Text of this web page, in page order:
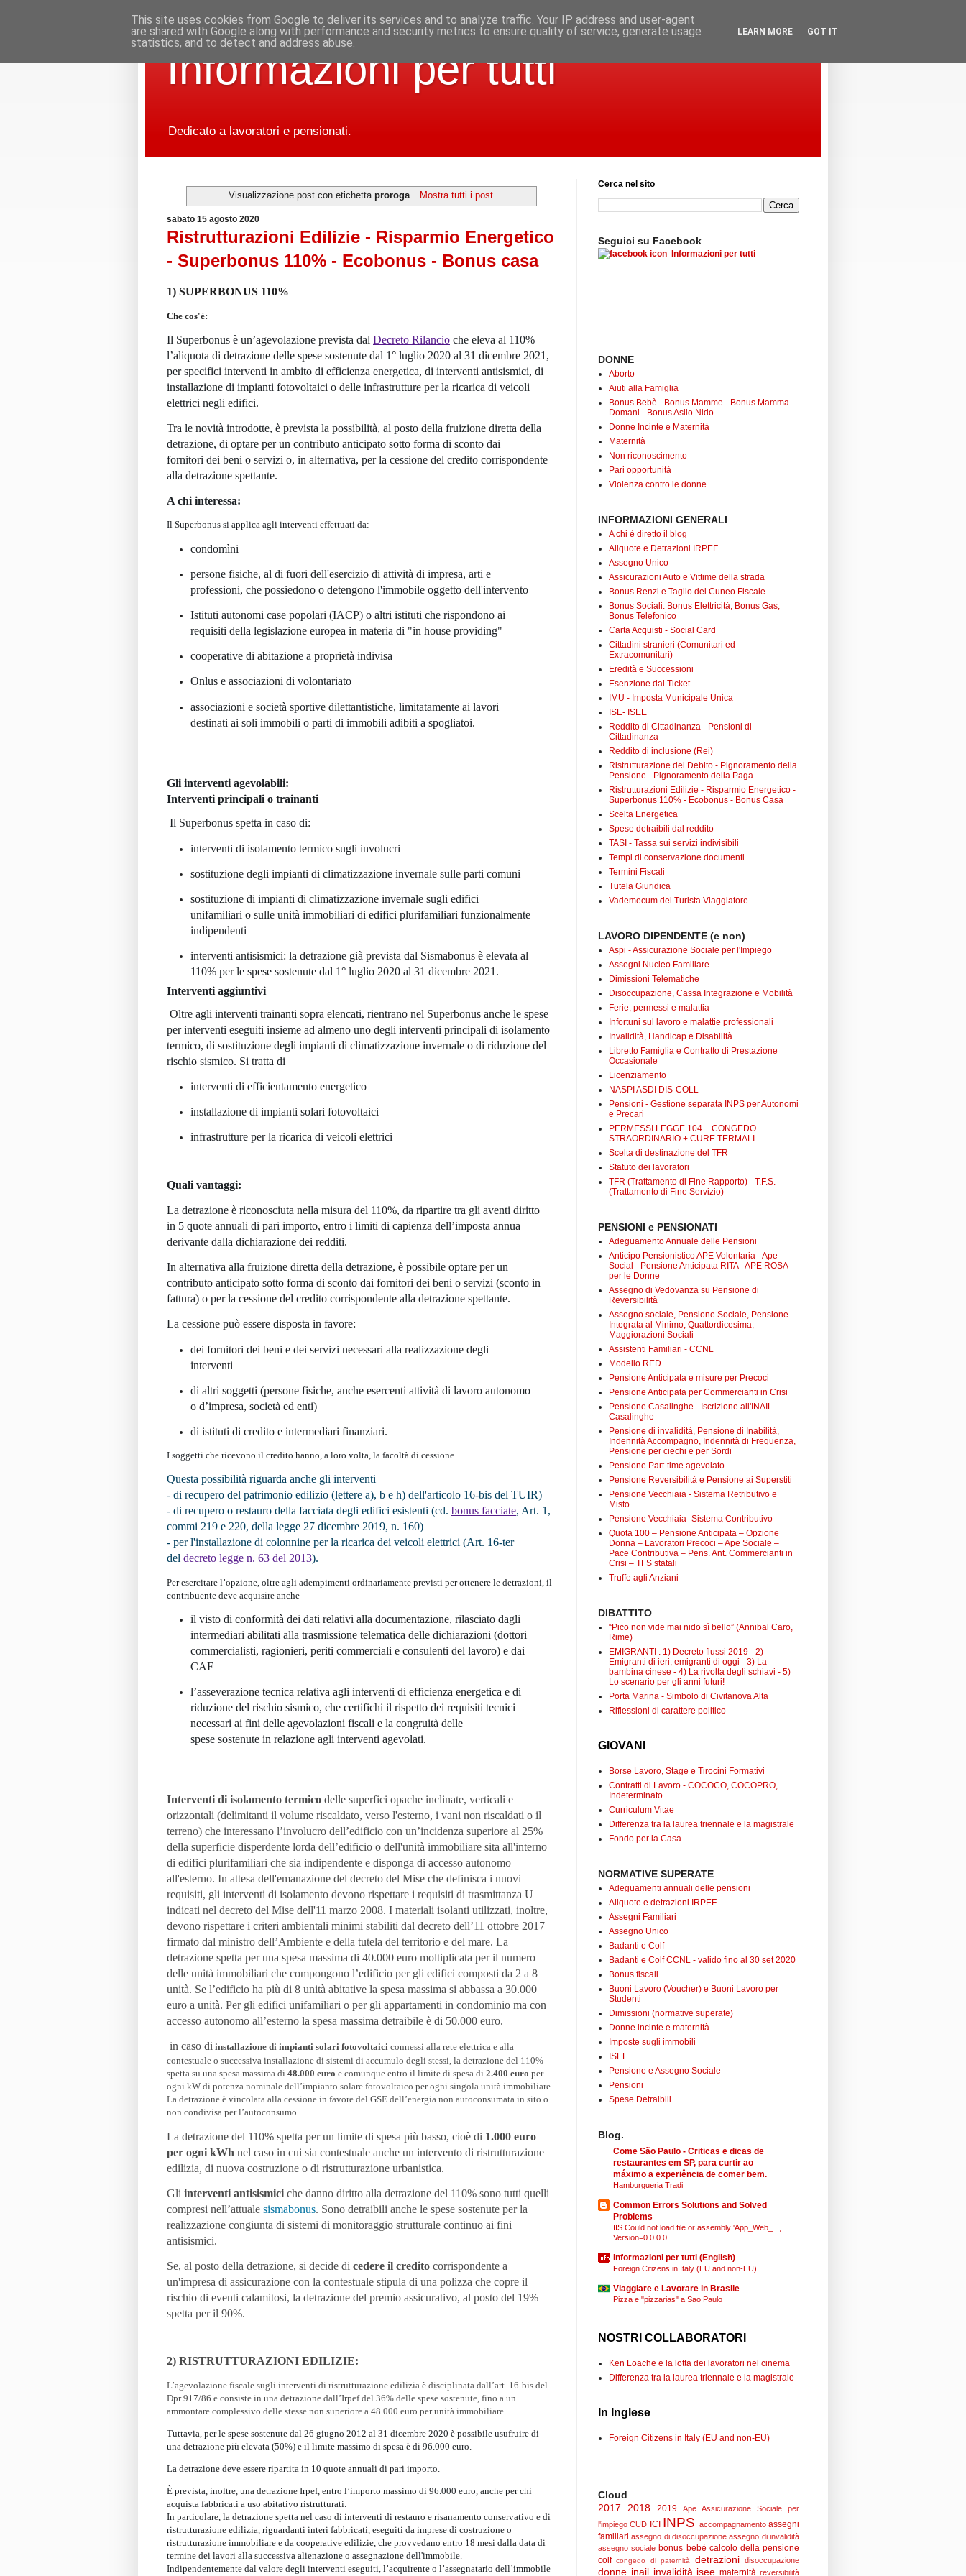
Informazioni per tutti
Dedicato a lavoratori e pensionati.
Visualizzazione post con etichettaproroga. Mostra tutti i post
sabato 15 agosto 2020
Ristrutturazioni Edilizie - Risparmio Energetico
- Superbonus 110% - Ecobonus - Bonus casa
1) SUPERBONUS 110%
Che cos'è:
Il Superbonus è un’agevolazione prevista dal Decreto Rilancio che eleva al 110%
l’aliquota di detrazione delle spese sostenute dal 1° luglio 2020 al 31 dicembre 2021 ,
per specifici interventi in ambito di efficienza energetica, di interventi antisismici, di
installazione di impianti fotovoltaici o delle infrastrutture per la ricarica di veicoli
elettrici negli edifici.
Tra le novità introdotte, è prevista la possibilità, al posto della fruizione diretta della
detrazione, di optare per un contributo anticipato sotto forma di sconto dai
fornitori dei beni o servizi o, in alternativa, per la cessione del credito corrispondente
alla detrazione spettante.
A chi interessa:
Il Superbonus si applica agli interventi effettuati da:
condomìni
persone fisiche, al di fuori dell'esercizio di attività di impresa, arti e
professioni, che possiedono o detengono l'immobile oggetto dell'intervento
Istituti autonomi case popolari (IACP) o altri istituti che rispondono ai
requisiti della legislazione europea in materia di "in house providing"
cooperative di abitazione a proprietà indivisa
Onlus e associazioni di volontariato
associazioni e società sportive dilettantistiche, limitatamente ai lavori
destinati ai soli immobili o parti di immobili adibiti a spogliatoi.
Gli interventi agevolabili:
Interventi principali o trainanti
Il Superbonus spetta in caso di:
interventi di isolamento termico sugli involucri
sostituzione degli impianti di climatizzazione invernale sulle parti comuni
sostituzione di impianti di climatizzazione invernale sugli edifici
unifamiliari o sulle unità immobiliari di edifici plurifamiliari funzionalmente
indipendenti
interventi antisismici: la detrazione già prevista dal Sismabonus è elevata al
110% per le spese sostenute dal 1° luglio 2020 al 31 dicembre 2021.
Interventi aggiuntivi
Oltre agli interventi trainanti sopra elencati, rientrano nel Superbonus anche le spese
perinterventi eseguiti insieme ad almeno uno degli interventi principali di isolamento
termico, di sostituzione degli impianti di climatizzazione invernale o di riduzione del
rischio sismico. Si tratta di
interventi di efficientamento energetico
installazione di impianti solari fotovoltaici
infrastrutture per la ricarica di veicoli elettrici
Quali vantaggi:
La detrazione è riconosciuta nella misura del 110%, da ripartire tra gli aventi diritto
in 5 quote annuali di pari importo, entro i limiti di capienza dell’imposta annua
derivante dalla dichiarazione dei redditi.
In alternativa alla fruizione diretta della detrazione, è possibile optare per un
contributo anticipato sotto forma di sconto dai fornitori dei beni o servizi (sconto in
fattura) o per la cessione del credito corrispondente alla detrazione spettante.
La cessione può essere disposta in favore:
dei fornitori dei beni e dei servizi necessari alla realizzazione degli
interventi
di altri soggetti (persone fisiche, anche esercenti attività di lavoro autonomo
o d’impresa, società ed enti)
di istituti di credito e intermediari finanziari.
I soggetti che ricevono il credito hanno, a loro volta, la facoltà di cessione.
Questa possibilità riguarda anche gli interventi
- di recupero del patrimonio edilizio (lettere a), b e h) dell'articolo 16-bis del TUIR)
- di recupero o restauro della facciata degli edifici esistenti (cd. bonus facciate, Art. 1,
commi 219 e 220, della legge 27 dicembre 2019, n. 160)
- per l'installazione di colonnine per la ricarica dei veicoli elettrici (Art. 16-ter
del decreto legge n. 63 del 2013).
Per esercitare l’opzione, oltre agli adempimenti ordinariamente previsti per ottenere le detrazioni, il
contribuente deve acquisire anche
il visto di conformità dei dati relativi alla documentazione, rilasciato dagli
intermediari abilitati alla trasmissione telematica delle dichiarazioni (dottori
commercialisti, ragionieri, periti commerciali e consulenti del lavoro) e dai
CAF
l’asseverazione tecnica relativa agli interventi di efficienza energetica e di
riduzione del rischio sismico, che certifichi il rispetto dei requisiti tecnici
necessari ai fini delle agevolazioni fiscali e la congruità delle
spese sostenute in relazione agli interventi agevolati.
Interventi di isolamento termico delle superfici opache inclinate, verticali e
orizzontali (delimitanti il volume riscaldato, verso l'esterno, i vani non riscaldati o il
terreno) che interessano l’involucro dell’edificio con un’incidenza superiore al 25%
della superficie disperdente lorda dell’edificio o dell'unità immobiliare sita all'interno
di edifici plurifamiliari che sia indipendente e disponga di accesso autonomo
all'esterno. In attesa dell'emanazione del decreto del Mise che definisca i nuovi
requisiti, gli interventi di isolamento devono rispettare i requisiti di trasmittanza U
indicati nel decreto del Mise dell'11 marzo 2008. I materiali isolanti utilizzati, inoltre,
devono rispettare i criteri ambientali minimi stabiliti dal decreto dell’11 ottobre 2017
firmato dal ministro dell’Ambiente e della tutela del territorio e del mare. La
detrazione spetta per una spesa massima di 40.000 euro moltiplicata per il numero
delle unità immobiliari che compongono l’edificio per gli edifici composti da 2 a 8
unità. Se l’edificio ha più di 8 unità abitative la spesa massima si abbassa a 30.000
euro a unità. Per gli edifici unifamiliari o per gli appartamenti in condominio ma con
accesso autonomo all’esterno la spesa massima detraibile è di 50.000 euro.
in caso di installazione di impianti solari fotovoltaici connessi alla rete elettrica e alla
contestuale o successiva installazione di sistemi di accumulo degli stessi, la detrazione del 110%
spetta su una spesa massima di 48.000 euro e comunque entro il limite di spesa di 2.400 euro per
ogni kW di potenza nominale dell’impianto solare fotovoltaico per ogni singola unità immobiliare.
La detrazione è vincolata alla cessione in favore del GSE dell’energia non autoconsumata in sito o
non condivisa per l’autoconsumo.
La detrazione del 110% spetta per un limite di spesa più basso, cioè di 1.000 euro
per ogni kWh nel caso in cui sia contestuale anche un intervento di ristrutturazione
edilizia, di nuova costruzione o di ristrutturazione urbanistica.
Gli interventi antisismici che danno diritto alla detrazione del 110% sono tutti quelli
compresi nell’attuale sismabonus. Sono detraibili anche le spese sostenute per la
realizzazione congiunta di sistemi di monitoraggio strutturale continuo ai fini
antisismici.
Se, al posto della detrazione, si decide di cedere il credito corrispondente a
un'impresa di assicurazione con la contestuale stipula di una polizza che copre il
rischio di eventi calamitosi, la detrazione del premio assicurativo, al posto del 19%
spetta per il 90%.
2) RISTRUTTURAZIONI EDILIZIE:
L’agevolazione fiscale sugli interventi di ristrutturazione edilizia è disciplinata dall’art. 16-bis del
Dpr 917/86 e consiste in una detrazione dall’Irpef del 36% delle spese sostenute, fino a un
ammontare complessivo delle stesse non superiore a 48.000 euro per unità immobiliare.
Tuttavia, per le spese sostenute dal 26 giugno 2012 al 31 dicembre 2020 è possibile usufruire di
una detrazione più elevata (50%) e il limite massimo di spesa è di 96.000 euro.
La detrazione deve essere ripartita in 10 quote annuali di pari importo.
È prevista, inoltre, una detrazione Irpef, entro l’importo massimo di 96.000 euro, anche per chi
acquista fabbricati a uso abitativo ristrutturati.
In particolare, la detrazione spetta nel caso di interventi di restauro e risanamento conservativo e di
ristrutturazione edilizia, riguardanti interi fabbricati, eseguiti da imprese di costruzione o
ristrutturazione immobiliare e da cooperative edilizie, che provvedano entro 18 mesi dalla data di
termine dei lavori alla successiva alienazione o assegnazione dell'immobile.
Indipendentemente dal valore degli interventi eseguiti, l’acquirente o l’assegnatario dell’immobile
Cerca nel sito
Seguici su Facebook
Informazioni per tutti
DONNE
Aborto
Aiuti alla Famiglia
Bonus Bebè - Bonus Mamme - Bonus Mamma
Domani - Bonus Asilo Nido
Donne Incinte e Maternità
Maternità
Non riconoscimento
Pari opportunità
Violenza contro le donne
INFORMAZIONI GENERALI
A chi è diretto il blog
Aliquote e Detrazioni IRPEF
Assegno Unico
Assicurazioni Auto e Vittime della strada
Bonus Renzi e Taglio del Cuneo Fiscale
Bonus Sociali: Bonus Elettricità, Bonus Gas,
Bonus Telefonico
Carta Acquisti - Social Card
Cittadini stranieri (Comunitari ed
Extracomunitari)
Eredità e Successioni
Esenzione dal Ticket
IMU - Imposta Municipale Unica
ISE- ISEE
Reddito di Cittadinanza - Pensioni di
Cittadinanza
Reddito di inclusione (Rei)
Ristrutturazione del Debito - Pignoramento della
Pensione - Pignoramento della Paga
Ristrutturazioni Edilizie - Risparmio Energetico -
Superbonus 110% - Ecobonus - Bonus Casa
Scelta Energetica
Spese detraibili dal reddito
TASI - Tassa sui servizi indivisibili
Tempi di conservazione documenti
Termini Fiscali
Tutela Giuridica
Vademecum del Turista Viaggiatore
LAVORO DIPENDENTE (e non)
Aspi - Assicurazione Sociale per l'Impiego
Assegni Nucleo Familiare
Dimissioni Telematiche
Disoccupazione, Cassa Integrazione e Mobilità
Ferie, permessi e malattia
Infortuni sul lavoro e malattie professionali
Invalidità, Handicap e Disabilità
Libretto Famiglia e Contratto di Prestazione
Occasionale
Licenziamento
NASPI ASDI DIS-COLL
Pensioni - Gestione separata INPS per Autonomi
e Precari
PERMESSI LEGGE 104 + CONGEDO
STRAORDINARIO + CURE TERMALI
Scelta di destinazione del TFR
Statuto dei lavoratori
TFR (Trattamento di Fine Rapporto) - T.F.S.
(Trattamento di Fine Servizio)
PENSIONI e PENSIONATI
Adeguamento Annuale delle Pensioni
Anticipo Pensionistico APE Volontaria - Ape
Social - Pensione Anticipata RITA - APE ROSA
per le Donne
Assegno di Vedovanza su Pensione di
Reversibilità
Assegno sociale, Pensione Sociale, Pensione
Integrata al Minimo, Quattordicesima,
Maggiorazioni Sociali
Assistenti Familiari - CCNL
Modello RED
Pensione Anticipata e misure per Precoci
Pensione Anticipata per Commercianti in Crisi
Pensione Casalinghe - Iscrizione all'INAIL
Casalinghe
Pensione di invalidità, Pensione di Inabilità,
Indennità Accompagno, Indennità di Frequenza,
Pensione per ciechi e per Sordi
Pensione Part-time agevolato
Pensione Reversibilità e Pensione ai Superstiti
Pensione Vecchiaia - Sistema Retributivo e
Misto
Pensione Vecchiaia- Sistema Contributivo
Quota 100 – Pensione Anticipata – Opzione
Donna – Lavoratori Precoci – Ape Sociale –
Pace Contributiva – Pens. Ant. Commercianti in
Crisi – TFS statali
Truffe agli Anziani
DIBATTITO
“Pico non vide mai nido sì bello” (Annibal Caro,
Rime)
EMIGRANTI : 1) Decreto flussi 2019 - 2)
Emigranti di ieri, emigranti di oggi - 3) La
bambina cinese - 4) La rivolta degli schiavi - 5)
Lo scenario per gli anni futuri!
Porta Marina - Simbolo di Civitanova Alta
Riflessioni di carattere politico
GIOVANI
Borse Lavoro, Stage e Tirocini Formativi
Contratti di Lavoro - COCOCO, COCOPRO,
Indeterminato...
Curriculum Vitae
Differenza tra la laurea triennale e la magistrale
Fondo per la Casa
NORMATIVE SUPERATE
Adeguamenti annuali delle pensioni
Aliquote e detrazioni IRPEF
Assegni Familiari
Assegno Unico
Badanti e Colf
Badanti e Colf CCNL - valido fino al 30 set 2020
Bonus fiscali
Buoni Lavoro (Voucher) e Buoni Lavoro per
Studenti
Dimissioni (normative superate)
Donne incinte e maternità
Imposte sugli immobili
ISEE
Pensione e Assegno Sociale
Pensioni
Spese Detraibili
Blog.
Come São Paulo - Criticas e dicas de
restaurantes em SP, para curtir ao
máximo a experiência de comer bem.
Hamburgueria Tradi
Common Errors Solutions and Solved
Problems
IIS Could not load file or assembly 'App_Web_...,
Version=0.0.0.0
Informazioni per tutti (English)
Foreign Citizens in Italy (EU and non-EU)
Viaggiare e Lavorare in Brasile
Pizza e "pizzarias" a Sao Paulo
NOSTRI COLLABORATORI
Ken Loache e la lotta dei lavoratori nel cinema
Differenza tra la laurea triennale e la magistrale
In Inglese
Foreign Citizens in Italy (EU and non-EU)
Cloud
2017
2018 2019 Ape
Assicurazione Sociale per
l'impiego CUD ICI INPS accompagnamento assegni
familiari assegno di disoccupazione assegno di invalidità
assegno sociale bonus bebè calcolo della pensione
colf congedo di paternità detrazioni disoccupazione
donne inail invalidità isee maternità reversibilità
This site uses cookies from Google to deliver its services and to analyze traffic. Your IP address and user-agent
are shared with Google along with performance and security metrics to ensure quality of service, generate usage
statistics, and to detect and address abuse.
LEARN MORE GOT IT